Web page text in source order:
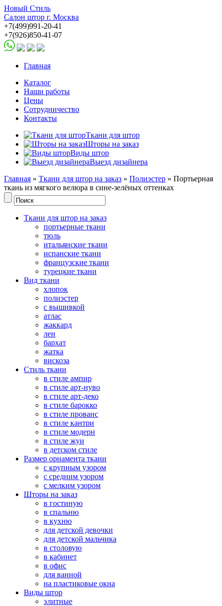
Новый Стиль
Салон штор г. Москва
+7(499)991-20-41
+7(926)850-41-07
Главная
Каталог
Наши работы
Цены
Сотрудничество
Контакты
Ткани для штор
Шторы на заказ
Виды штор
Выезд дизайнера
Главная » Ткани для штор на заказ » Полиэстер » Портьерная
ткань из мягкого велюра в сине-зелёных оттенках
Ткани для штор на заказ
портьерные ткани
тюль
итальянские ткани
испанские ткани
французские ткани
турецкие ткани
Вид ткани
хлопок
полиэстер
с вышивкой
атлас
жаккард
лен
бархат
жатка
вискоза
Стиль ткани
в стиле ампир
в стиле арт-нуво
в стиле арт-деко
в стиле барокко
в стиле прованс
в стиле кантри
в стиле модерн
в стиле жуи
в детском стиле
Размер орнамента ткани
с крупным узором
с средним узором
с мелким узором
Шторы на заказ
в гостиную
в спальню
в кухню
для детской девочки
для детской мальчика
в столовую
в кабинет
в офис
для ванной
на пластиковые окна
Виды штор
элитные